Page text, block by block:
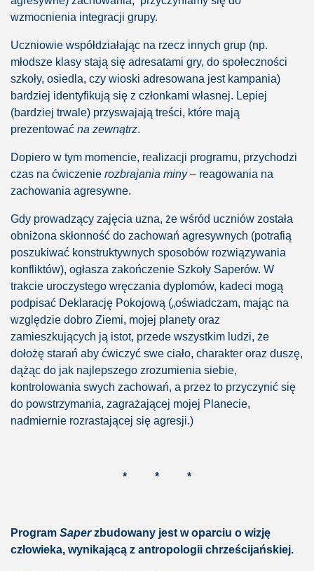
wzmocnienia integracji grupy.
Uczniowie współdziałając na rzecz innych grup (np.
młodsze klasy stają się adresatami gry, do społeczności
szkoły, osiedla, czy wioski adresowana jest kampania)
bardziej identyfikują się z członkami własnej. Lepiej
(bardziej trwale) przyswajają treści, które mają
prezentować na zewnątrz.
Dopiero w tym momencie, realizacji programu, przychodzi
czas na ćwiczenie rozbrajania miny– reagowania na
zachowania agresywne.
Gdy prowadzący zajęcia uzna, że wśród uczniów została
obniżona skłonność do zachowań agresywnych (potrafią
poszukiwać konstruktywnych sposobów rozwiązywania
konfliktów), ogłasza zakończenie Szkoły Saperów. W
trakcie uroczystego wręczania dyplomów, kadeci mogą
podpisać Deklarację Pokojową („oświadczam, mając na
względzie dobro Ziemi, mojej planety oraz
zamieszkujących ją istot, przede wszystkim ludzi, że
dołożę starań aby ćwiczyć swe ciało, charakter oraz duszę,
dążąc do jak najlepszego zrozumienia siebie,
kontrolowania swych zachowań, a przez to przyczynić się
do powstrzymania, zagrażającej mojej Planecie,
nadmiernie rozrastającej się agresji.)
* * *
Program Saperzbudowany jest w oparciu o wizję
człowieka, wynikającą z antropologii chrześcijańskiej.
sądzie